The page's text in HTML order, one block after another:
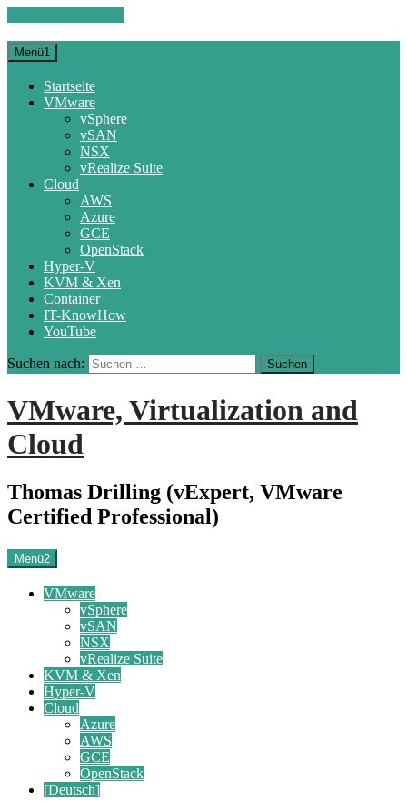
Menü1
Startseite
VMware
vSphere
vSAN
NSX
vRealize Suite
Cloud
AWS
Azure
GCE
OpenStack
Hyper-V
KVM & Xen
Container
IT-KnowHow
YouTube
Suchen nach:
VMware, Virtualization and
Cloud
Thomas Drilling (vExpert, VMware
Certified Professional)
Menü2
VMware
vSphere
vSAN
NSX
vRealize Suite
KVM & Xen
Hyper-V
Cloud
Azure
AWS
GCE
OpenStack
[Deutsch]